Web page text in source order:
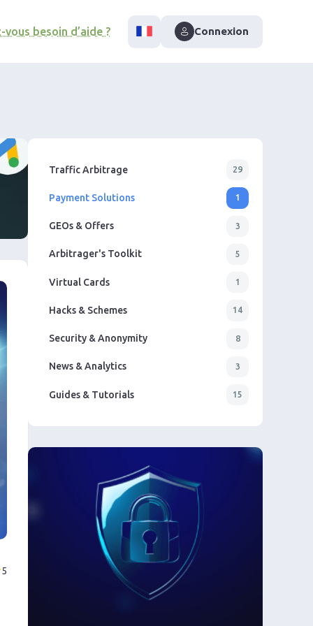
vous besoin d’aide ? Connexion
5
Traffic Arbitrage 29
Payment Solutions 1
GEOs & Offers 3
Arbitrager's Toolkit 5
Virtual Cards 1
Hacks & Schemes 14
Security & Anonymity 8
News & Analytics 3
Guides & Tutorials 15